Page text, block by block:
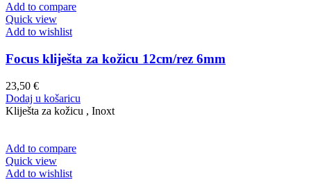
Add to compare
Quick view
Add to wishlist
Focus kliješta za kožicu 12cm/rez 6mm
23,50 €
Dodaj u košaricu
Kliješta za kožicu , Inoxt
Add to compare
Quick view
Add to wishlist